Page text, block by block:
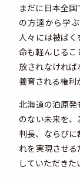
まだに日本全
の方達から学
人々には被ば
命も軽んじる
放されなけれ
養育される権利
北海道の泊原
のない未来を
判長、ならび
れを実現させ
していただきた